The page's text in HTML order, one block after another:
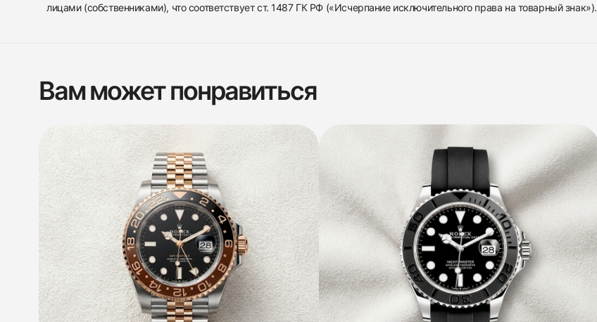
лицами (собственниками), что соответствует ст. 1487 ГК РФ («Исчерпание исключительного права на товарный знак»).
Вам может понравиться